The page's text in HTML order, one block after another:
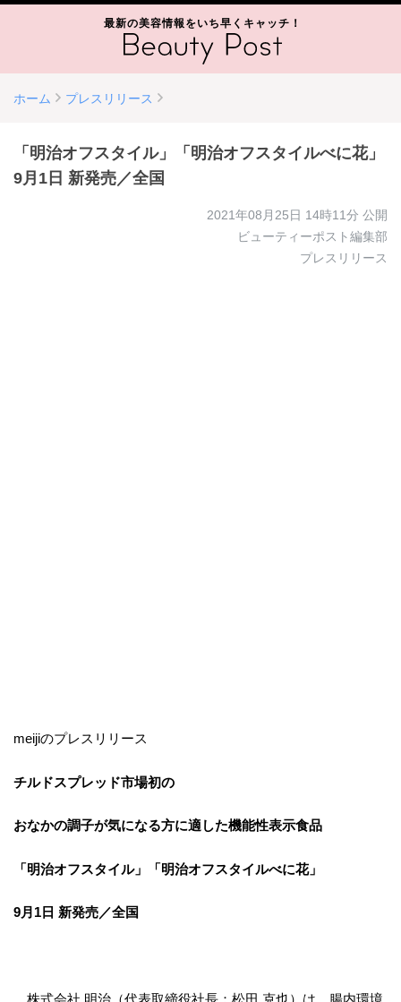
最新の美容情報をいち早くキャッチ！
ホーム プレスリリース
「明治オフスタイル」「明治オフスタイルべに花」
9月1日 新発売／全国
2021年08月25日 14時11分 公開
ビューティーポスト編集部
プレスリリース
meijiのプレスリリース
チルドスプレッド市場初の
おなかの調子が気になる方に適した機能性表示食品
「明治オフスタイル」「明治オフスタイルべに花」
9月1日 新発売／全国
株式会社 明治（代表取締役社長：松田 克也）は、腸内環境